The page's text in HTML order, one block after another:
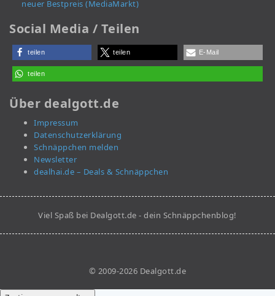
neuer Bestpreis (MediaMarkt)
Social Media / Teilen
teilen teilen E-Mail
teilen
Über dealgott.de
Impressum
Datenschutzerklärung
Schnäppchen melden
Newsletter
dealhai.de – Deals & Schnäppchen
Viel Spaß bei Dealgott.de - dein Schnäppchenblog!
© 2009-2026 Dealgott.de